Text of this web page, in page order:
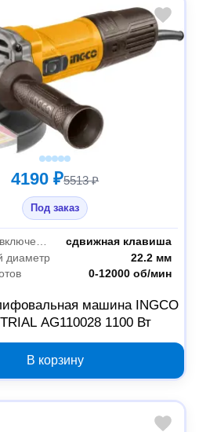
4190 ₽5513 ₽
Под заказ
сдвижная клавиша
диаметр
22.2 мм
0-12000 об/мин
машина INGCO
AG110028 1100 Вт
В корзину